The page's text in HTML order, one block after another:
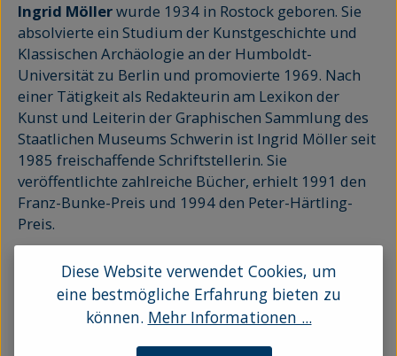
Ingrid Möllerwurde 1934 in Rostock geboren. Sie
absolvierte ein Studium der Kunstgeschichte und
Klassischen Archäologie an der Humboldt-
Universität zu Berlin und promovierte 1969. Nach
einer Tätigkeit als Redakteurin am Lexikon der
Kunst und Leiterin der Graphischen Sammlung des
Staatlichen Museums Schwerin ist Ingrid Möller seit
1985 freischaffende Schriftstellerin. Sie
veröffentlichte zahlreiche Bücher, erhielt 1991 den
Franz-Bunke-Preis und 1994 den Peter-Härtling-
Preis.
Keine Produkte gefunden.
Diese Website verwendet Cookies, um
eine bestmögliche Erfahrung bieten zu
können. Mehr Informationen ...